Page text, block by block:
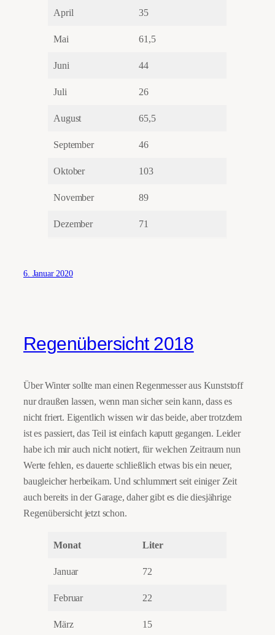
April 35
Mai 61,5
Juni 44
Juli 26
August 65,5
September 46
Oktober 103
November 89
Dezember 71
6. Januar 2020
Regenübersicht 2018
Über Winter sollte man einen Regenmesser aus Kunststoff
nur draußen lassen, wenn man sicher sein kann, dass es
nicht friert. Eigentlich wissen wir das beide, aber trotzdem
ist es passiert, das Teil ist einfach kaputt gegangen. Leider
habe ich mir auch nicht notiert, für welchen Zeitraum nun
Werte fehlen, es dauerte schließlich etwas bis ein neuer,
baugleicher herbeikam. Und schlummert seit einiger Zeit
auch bereits in der Garage, daher gibt es die diesjährige
Regenübersicht jetzt schon.
Monat Liter
Januar 72
Februar 22
März 15